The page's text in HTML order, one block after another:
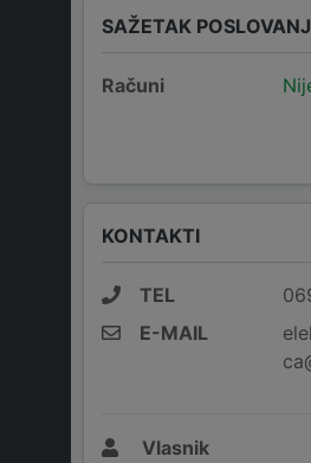
SAŽETAK
Računi
KONTAKTI
TEL
E-MAIL
Vlasnik